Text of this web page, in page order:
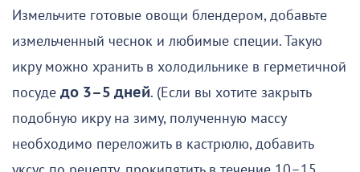
Измельчите готовые овощи блендером, добавьте
измельченный чеснок и любимые специи. Такую
икру можно хранить в холодильнике в герметичной
посуде до 3–5 дней. (Если вы хотите закрыть
подобную икру на зиму, полученную массу
необходимо переложить в кастрюлю, добавить